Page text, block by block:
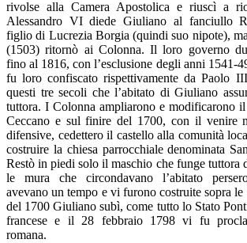
rivolse alla Camera Apostolica e riuscì a
Alessandro VI diede Giuliano al fanciullo
figlio di Lucrezia Borgia (quindi suo nipote),
(1503) ritornò ai Colonna. Il loro governo
fino al 1816, con l’esclusione degli anni 1541-
fu loro confiscato rispettivamente da Paolo
questi tre secoli che l’abitato di Giuliano
tuttora. I Colonna ampliarono e modificarono
Ceccano e sul finire del 1700, con il venire
difensive, cedettero il castello alla comunità
costruire la chiesa parrocchiale denominata
Restò in piedi solo il maschio che funge tuttora
le mura che circondavano l’abitato
avevano un tempo e vi furono costruite sopra
del 1700 Giuliano subì, come tutto lo Stato
francese e il 28 febbraio 1798 vi fu
romana.